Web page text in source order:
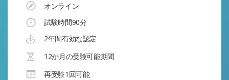
オンライン
試験時間90分
2年間有効な認定
12か月の受験可能期間
再受験1回可能